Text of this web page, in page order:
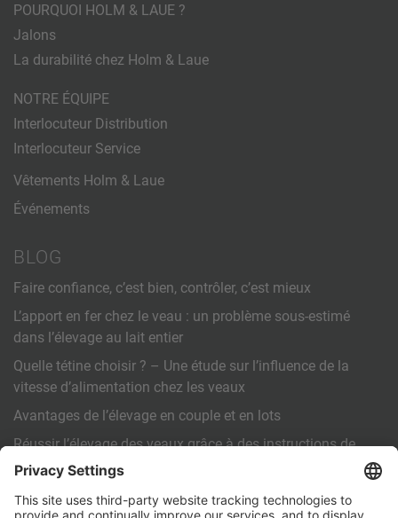
POURQUOI HOLM & LAUE ?
Jalons
La durabilité chez Holm & Laue
NOTRE ÉQUIPE
Interlocuteur Distribution
Interlocuteur Service
Vêtements Holm & Laue
Événements
BLOG
Faire confiance, c’est bien, contrôler, c’est mieux
L’apport en fer chez le veau : un problème sous-estimé
dans l’élevage au lait entier
Quelle tétine choisir ? – Une étude sur l’influence de la
vitesse d’alimentation chez les veaux
Avantages de l’élevage en couple et en lots
Réussir l’élevage des veaux grâce à des instructions de
travail standardisées (SOP)